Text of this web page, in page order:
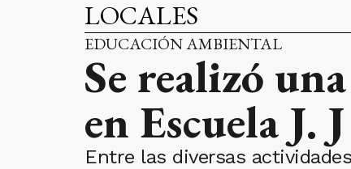
LOCALES
EDUCACIÓN AMBIENTAL
Se realizó
en Escuela J.
Entre las diversas